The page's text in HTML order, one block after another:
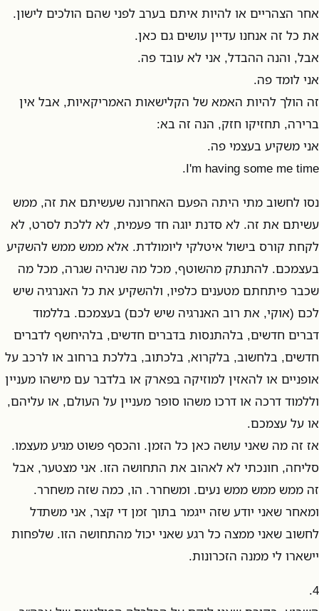
אחר הצהריים או להיות איתם בערב לפני שהם הולכים לישון.
את כל זה אנחנו עדיין עושים גם כאן.
אבל, והנה ההבדל, אני לא עובד פה.
אני לומד פה.
זה הולך להיות האמא של הקלישאות האמריקאיות, אבל אין
ברירה, תחזיקו חזק, הנה זה בא:
אני משקיע בעצמי פה.
I'm having some me time.
נסו לחשוב מתי היתה הפעם האחרונה שעשיתם את זה, ממש
עשיתם את זה. לא סדנת יוגה חד פעמית, לא ללכת לסרט, לא
לקחת קורס בישול איטלקי ליומולדת. אלא ממש ממש להשקיע
בעצמכם. להתנתק מהשוטף, מכל מה שנהיה שגרה, מכל מה
שכבר פיתחתם מטענים כלפיו, ולהשקיע את כל האנרגיה שיש
לכם (אוקי, את רוב האנרגיה שיש לכם) בעצמכם. בללמוד
דברים חדשים, בלהתנסות בדברים חדשים, בלהיחשף לדברים
חדשים, בלחשוב, בלקרוא, בלכתוב, בללכת ברחוב או לרכב על
אופניים או להאזין למוזיקה בפארק או בלדבר עם מישהו מעניין
וללמוד דרכה או דרכו משהו סופר מעניין על העולם, או עליהם,
או על עצמכם.
אז זה מה שאני עושה כאן כל הזמן. והכסף פשוט מגיע מעצמו.
סליחה, חונכתי לא לאהוב את התחושה הזו. אני מצטער, אבל
זה ממש ממש ממש נעים. ומשחרר. הו, כמה שזה משחרר.
ומאחר שאני יודע שזה ייגמר בתוך זמן די קצר, אני משתדל
לחשוב שאני ממצה כל רגע שאני יכול מהתחושה הזו. שלפחות
יישארו לי ממנה הזכרונות.
4.